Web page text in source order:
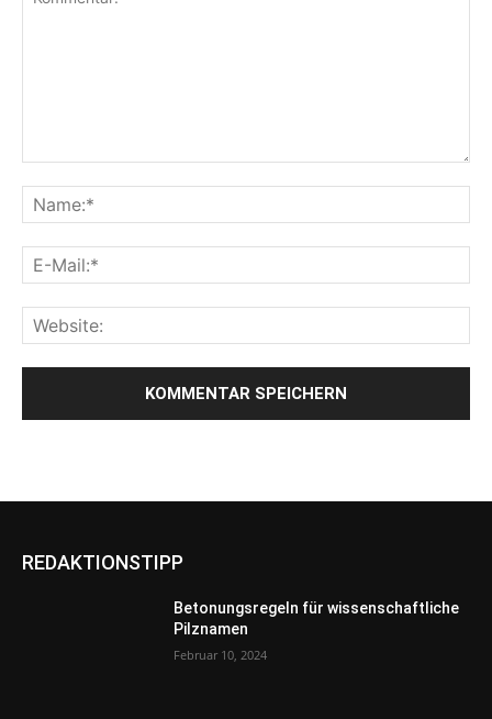
REDAKTIONSTIPP
Betonungsregeln für wissenschaftliche
Pilznamen
Februar 10, 2024